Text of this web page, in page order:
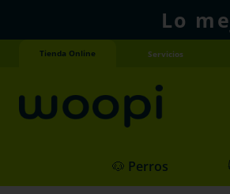
Lo
Tienda Online Servicios
🐶 Perros